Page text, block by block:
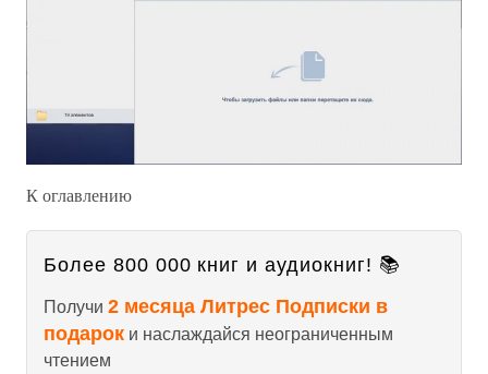
К оглавлению
Более 800 000 книг и аудиокниг! 📚
Получи 2 месяца Литрес Подписки в
подарок и наслаждайся неограниченным
чтением